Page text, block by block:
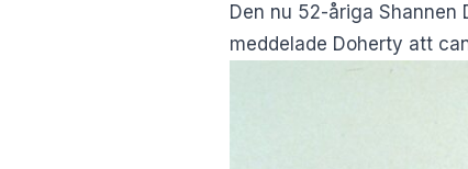
Den nu 52-åriga
meddelade Doherty att